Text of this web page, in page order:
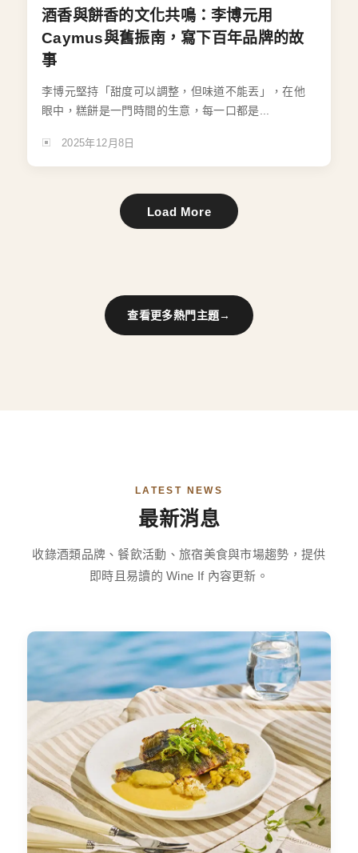
酒香與餅香的文化共鳴：李博元用
Caymus與舊振南，寫下百年品牌的故
事
李博元堅持「甜度可以調整，但味道不能丟」，在他
眼中，糕餅是一門時間的生意，每一口都是...
2025年12月8日
Load More
查看更多熱門主題→
LATEST NEWS
最新消息
收錄酒類品牌、餐飲活動、旅宿美食與市場趨勢，提供
即時且易讀的 Wine If 內容更新。